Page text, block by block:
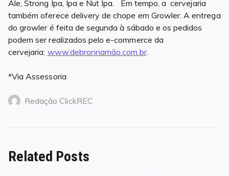
Ale, Strong Ipa, Ipa e Nut Ipa. Em tempo, a cervejaria
também oferece delivery de chope em Growler. A entrega
do growler é feita de segunda à sábado e os pedidos
podem ser realizados pelo e-commerce da
cervejaria: www.debronnamão.com.br.
*Via Assessoria
Redação ClickREC
Related Posts